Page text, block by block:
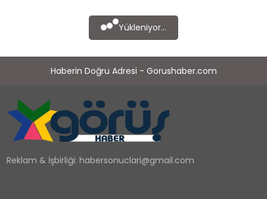
SPOR
TEKNOLOJI
YAŞAM
Yükleniyor...
Haberin Doğru Adresi - Gorushaber.com
Reklam & İşbirliği:habersonuclari@gmail.com